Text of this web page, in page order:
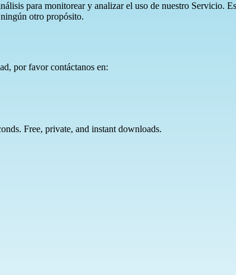
para monitorear y analizar el uso de nuestro Servicio.
otro propósito.
por favor contáctanos en:
Free, private, and instant downloads.